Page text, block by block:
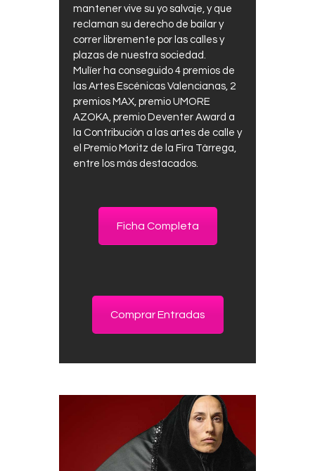
mantener vive su yo salvaje, y que
reclaman su derecho de bailar y
correr libremente por las calles y
plazas de nuestra sociedad.
Mulïer ha conseguido 4 premios de
las Artes Escénicas Valencianas, 2
premios MAX, premio UMORE
AZOKA, premio Deventer Award a
la Contribución a las artes de calle y
el Premio Moritz de la Fira Tàrrega,
entre los más destacados.
Ficha Completa
Comprar Entradas